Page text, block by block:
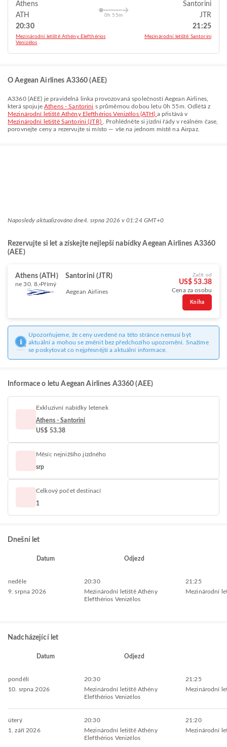
Athens
ATH
20:30
Mezinárodní letiště Athény Elefthérios
Venizélos
0h 55m
Santorini
JTR
21:25
Mezinárodní letiště Santorini
O Aegean Airlines A3360 (AEE)
A3360(AEE) je pravidelná linka provozovaná společností Aegean Airlines,
která spojuje Athens - Santorini s průměrnou dobou letu 0h 55m . Odlétá z
Mezinárodní letiště Athény Elefthérios Venizélos (ATH) a přistává v
Mezinárodní letiště Santorini (JTR)
. Prohlédněte si jízdní řády v reálném čase,
porovnejte ceny a rezervujte si místo — vše na jednom místě na Airpaz.
Naposledy aktualizováno dne4. srpna 2026 v 01:24 GMT+0
Rezervujte si let a získejte nejlepší nabídky Aegean Airlines A3360
(AEE)
Athens (ATH) Santorini (JTR)
ne 30. 8. Přímý
Aegean Airlines
Začít od
US$ 53.38
Cena za osobu
Kniha
Upozorňujeme, že ceny uvedené na této stránce nemusí být
aktuální a mohou se změnit bez předchozího upozornění. Snažíme
se poskytovat co nejpřesnější a aktuální informace.
Informace o letu Aegean Airlines A3360 (AEE)
Exkluzivní nabídky letenek
Athens - Santorini
US$ 53.38
Měsíc nejnižšího jízdného
srp
Celkový počet destinací
1
Dnešní let
Datum Odjezd
neděle
9. srpna 2026
20:30
Mezinárodní letiště Athény
Elefthérios Venizélos
21:25
Mezinárodní
Nadcházející let
Datum Odjezd
pondělí
10. srpna 2026
20:30
Mezinárodní letiště Athény
Elefthérios Venizélos
21:25
Mezinárodní
úterý
1. září 2026
20:30
Mezinárodní letiště Athény
Elefthérios Venizélos
21:20
Mezinárodní